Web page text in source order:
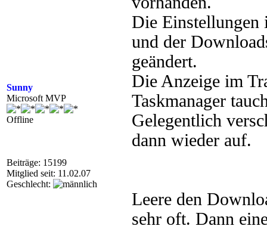
Sunny
Microsoft MVP
Offline
Beiträge: 15199
Mitglied seit: 11.02.07
Geschlecht:
Die Einstellungen
und der
geändert.
Die Anzeige im
Taskmanager
Gelegentlich
dann wieder auf.
Leere den
sehr oft. Dann